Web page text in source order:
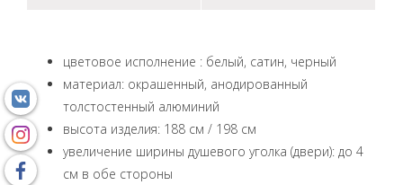
цветовое исполнение : белый, сатин, черный
материал: окрашенный, анодированный
толстостенный алюминий
высота изделия: 188 см / 198 см
увеличение ширины душевого уголка (двери): до 4
см в обе стороны